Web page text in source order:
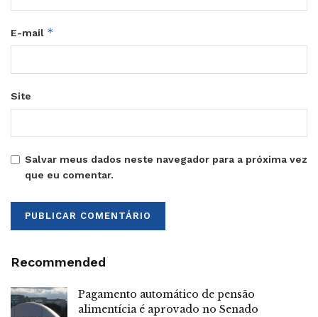
E-mail *
Site
Salvar meus dados neste navegador para a próxima vez
que eu comentar.
Recommended
Pagamento automático de pensão
alimentícia é aprovado no Senado